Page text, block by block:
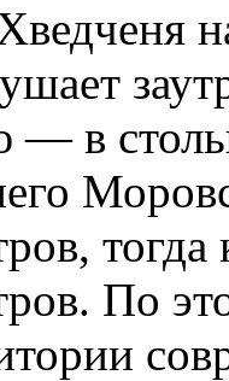
— в
По